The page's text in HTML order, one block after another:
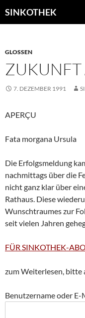
Inhalt
SINKOTHEK
GLOSSEN
ZUKUNFT
7. DEZEMBER 1991
APERÇU
Fata morgana Ursula
Die Erfolgsmeldung
nachmittags über die
nicht ganz klar über
Rathaus. Diese
Wunschtraumes zur
seit vielen Jahren
FÜR SINKOTHEK-
zum Weiterlesen, bitte
Benutzername oder E-